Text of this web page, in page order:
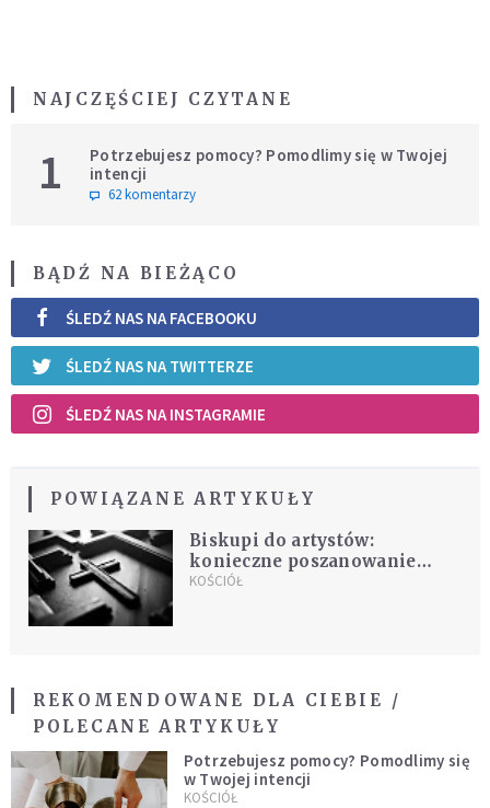
NAJCZĘŚCIEJ CZYTANE
1
Potrzebujesz pomocy? Pomodlimy się w Twojej
intencji
62 komentarzy
BĄDŹ NA BIEŻĄCO
ŚLEDŹ NAS NA FACEBOOKU
ŚLEDŹ NAS NA TWITTERZE
ŚLEDŹ NAS NA INSTAGRAMIE
POWIĄZANE ARTYKUŁY
Biskupi do artystów:
konieczne poszanowanie
świętych symboli
KOŚCIÓŁ
REKOMENDOWANE DLA CIEBIE /
POLECANE ARTYKUŁY
Potrzebujesz pomocy? Pomodlimy się
w Twojej intencji
KOŚCIÓŁ